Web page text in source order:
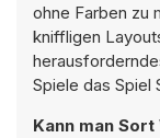
ohne Farben zu
kniffligen
Spiele das Spiel
Kann man